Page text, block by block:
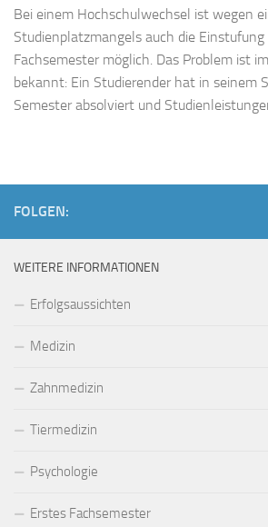
Bei einem Hochschulwechsel ist wegen
Studienplatzmangels auch die
Fachsemester möglich. Das Problem ist
bekannt: Ein Studierender hat in seinem
Semester absolviert und
FOLGEN:
WEITERE INFORMATIONEN
Erfolgsaussichten
Medizin
Zahnmedizin
Tiermedizin
Psychologie
Erstes Fachsemester